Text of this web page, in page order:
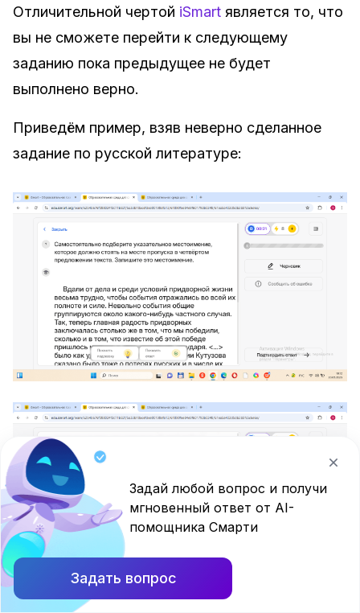
Отличительной чертой iSmartявляется то, что
вы не сможете перейти к следующему
заданию пока предыдущее не будет
выполнено верно.
Приведём пример, взяв неверно сделанное
задание по русской литературе:
Задай любой вопрос и получи
мгновенный ответ от AI-
помощника Смарти
Задать вопрос